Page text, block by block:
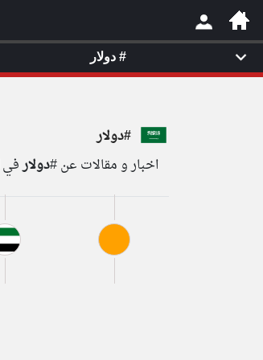
×
#دولار
اخبار و مقالات عن #دولارفي
# دولار